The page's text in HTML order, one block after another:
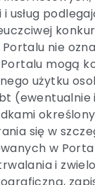
usług
Portalu nie
mogą
użytku
się w
w
i